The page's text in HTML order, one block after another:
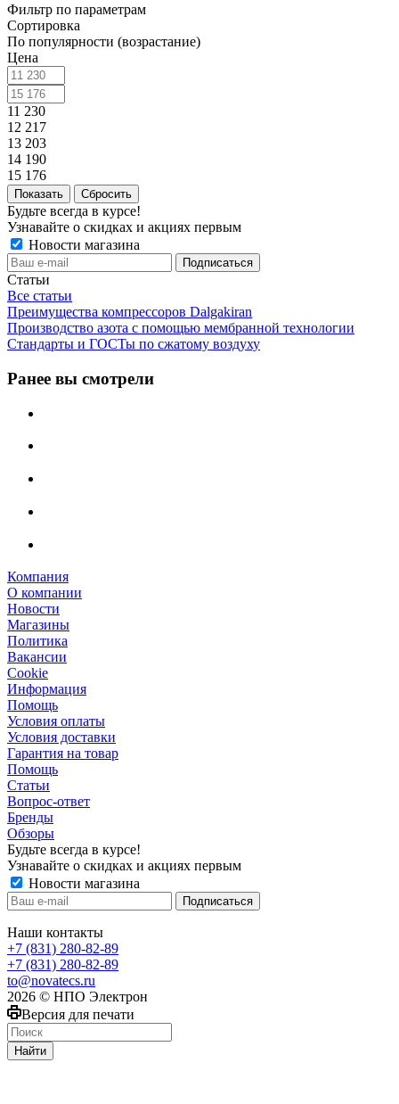
Фильтр по параметрам
Сортировка
По популярности (возрастание)
Цена
11 230
12 217
13 203
14 190
15 176
Сбросить
Будьте всегда в курсе!
Узнавайте о скидках и акциях первым
Новости магазина
Статьи
Все статьи
Преимущества компрессоров Dalgakiran
Производство азота с помощью мембранной технологии
Стандарты и ГОСТы по сжатому воздуху
Ранее вы смотрели
Компания
О компании
Новости
Магазины
Политика
Вакансии
Сookie
Информация
Помощь
Условия оплаты
Условия доставки
Гарантия на товар
Помощь
Статьи
Вопрос-ответ
Бренды
Обзоры
Будьте всегда в курсе!
Узнавайте о скидках и акциях первым
Новости магазина
Наши контакты
+7 (831) 280-82-89
+7 (831) 280-82-89
to@novatecs.ru
2026 © НПО Электрон
Версия для печати
Найти